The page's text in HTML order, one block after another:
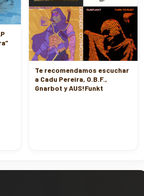
Te recomendamos escuchar
a Cadu Pereira, O.B.F.,
Gnarbot y AUS!Funkt